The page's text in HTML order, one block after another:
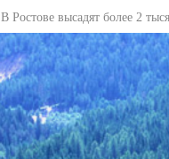
В Ростове высадят более 2